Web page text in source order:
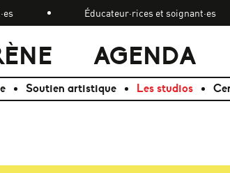
AGENDA
Soutien artistique Les studios
Éducateur·rices et soignant·es